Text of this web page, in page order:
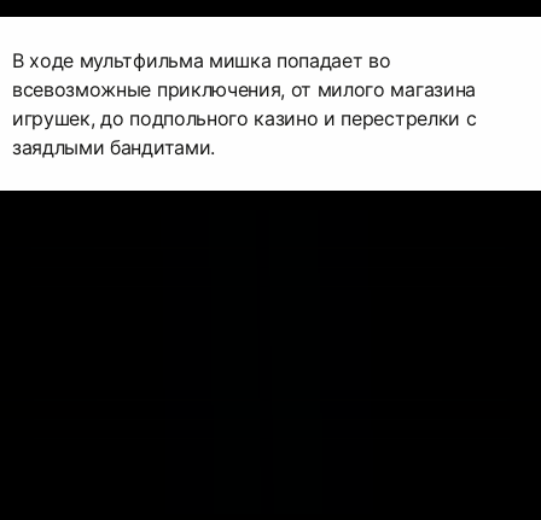
В ходе мультфильма мишка попадает во
всевозможные приключения, от милого магазина
игрушек, до подпольного казино и перестрелки с
заядлыми бандитами.